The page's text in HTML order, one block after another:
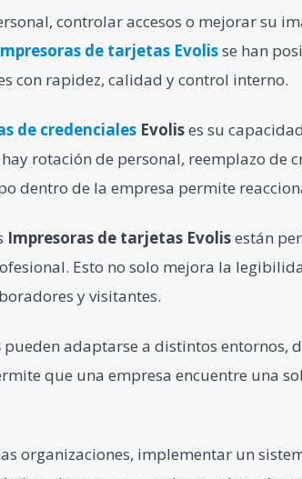
controlar accesos o mejorar su
de tarjetas Evolisse han
con rapidez, calidad y control interno.
de credenciales Evolises su
rotación de personal, reemplazo de
dentro de la empresa permite
Impresoras de tarjetas Evolisestán
Esto no solo mejora la
y visitantes.
pueden adaptarse a distintos entornos,
que una empresa encuentre una
organizaciones, implementar un